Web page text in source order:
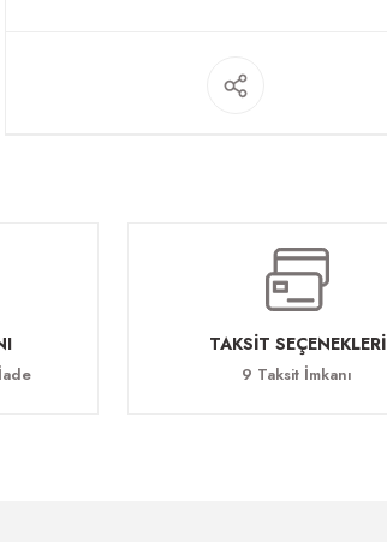
TAKSİT SEÇENEKLERİ
9 Taksit İmkanı